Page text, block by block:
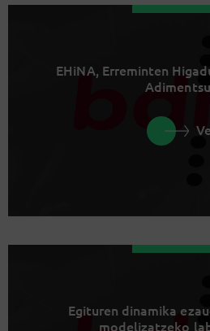
EHiNA, Erreminten
Egituren dinamika
modelizatzeko